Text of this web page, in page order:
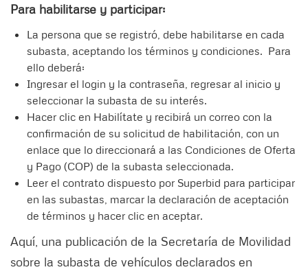
Para habilitarse y participar:
La persona que se registró, debe habilitarse en cada
subasta, aceptando los términos y condiciones. Para
ello deberá:
Ingresar el login y la contraseña, regresar al inicio y
seleccionar la subasta de su interés.
Hacer clic en Habilítate y recibirá un correo con la
confirmación de su solicitud de habilitación, con un
enlace que lo direccionará a las Condiciones de Oferta
y Pago (COP) de la subasta seleccionada.
Leer el contrato dispuesto por Superbid para participar
en las subastas, marcar la declaración de aceptación
de términos y hacer clic en aceptar.
Aquí, una publicación de la Secretaría de Movilidad
sobre la subasta de vehículos declarados en